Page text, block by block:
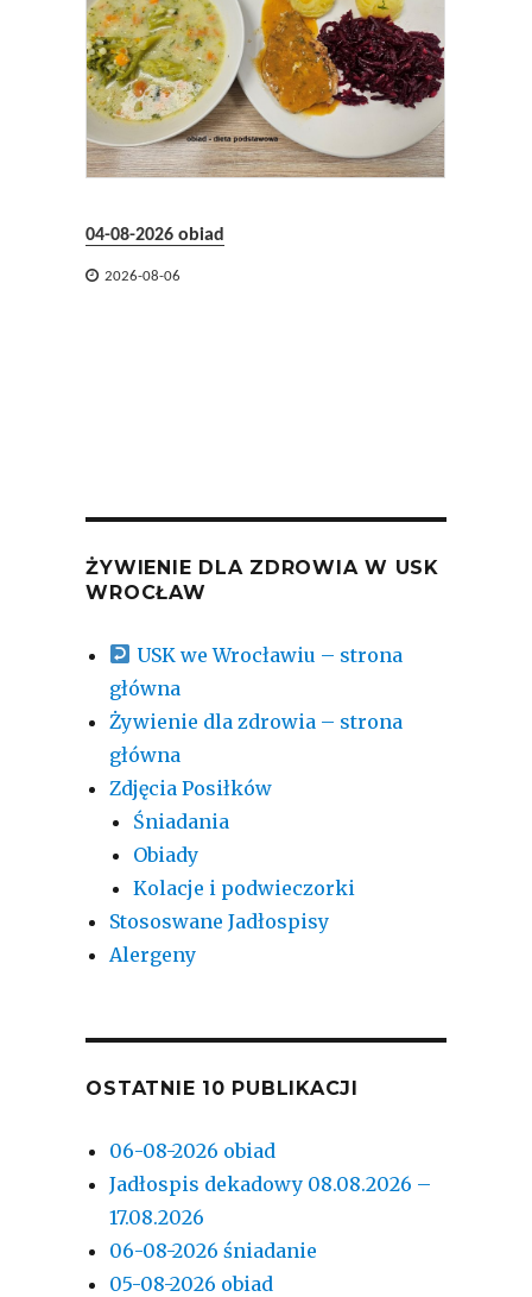
04-08-2026 obiad
 2026-08-06
ŻYWIENIE DLA ZDROWIA W USK
WROCŁAW
USK we Wrocławiu – strona
główna
Żywienie dla zdrowia – strona
główna
Zdjęcia Posiłków
Śniadania
Obiady
Kolacje i podwieczorki
Stososwane Jadłospisy
Alergeny
OSTATNIE 10 PUBLIKACJI
06-08-2026 obiad
Jadłospis dekadowy 08.08.2026 –
17.08.2026
06-08-2026 śniadanie
05-08-2026 obiad